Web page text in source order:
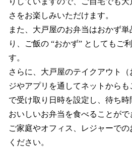
さをお楽しみいただけます。
また、大戸屋のお弁当はおかず
り、ご飯の “おかず” としてもご
す。
さらに、大戸屋のテイクアウト
ジやアプリを通してネットから
で受け取り日時を設定し、待ち時
おいしいお弁当を食べることがで
ご家庭やオフィス、レジャーで
ください。